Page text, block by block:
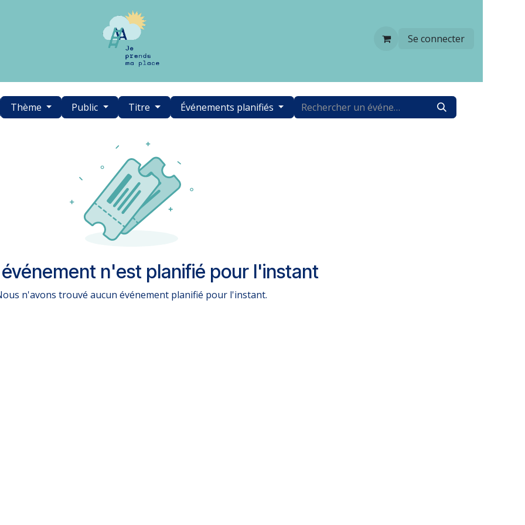
Se connecter
Thème Public Titre Événements planifiés
n'est planifié pour l'instant
n'avons trouvé aucun événement planifié pour l'instant.